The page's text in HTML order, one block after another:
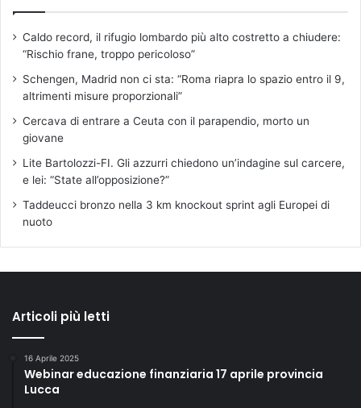
Caldo record, il rifugio lombardo più alto costretto a chiudere:
“Rischio frane, troppo pericoloso”
Schengen, Madrid non ci sta: “Roma riapra lo spazio entro il 9,
altrimenti misure proporzionali”
Cercava di entrare a Ceuta con il parapendio, morto un
giovane
Lite Bartolozzi-FI. Gli azzurri chiedono un’indagine sul carcere,
e lei: “State all’opposizione?”
Taddeucci bronzo nella 3 km knockout sprint agli Europei di
nuoto
Articoli più letti
16 Aprile 2025
Webinar educazione finanziaria 17 aprile provincia
Lucca